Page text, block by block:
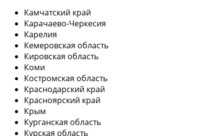
Камчатский край
Карачаево-Черкесия
Карелия
Кемеровская область
Кировская область
Коми
Костромская область
Краснодарский край
Красноярский край
Крым
Курганская область
Курская область